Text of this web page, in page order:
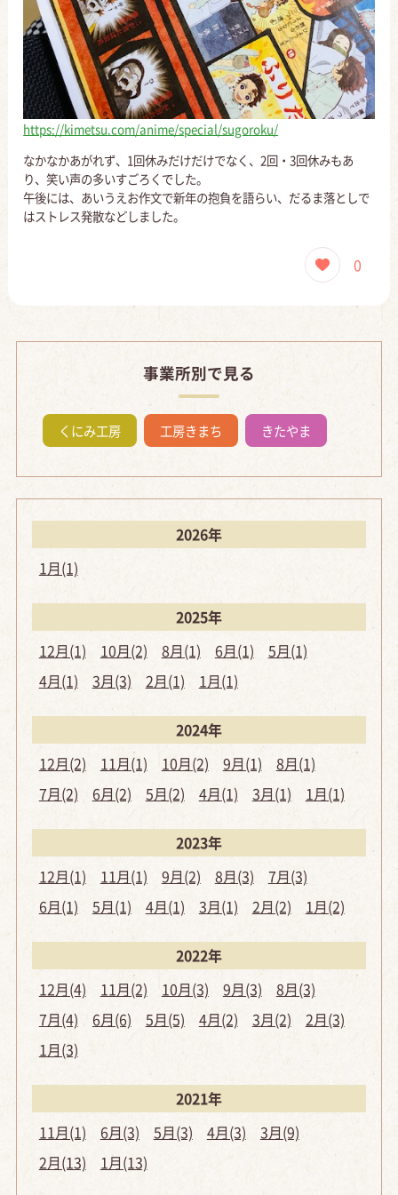
https://kimetsu.com/anime/special/sugoroku/
なかなかあがれず、1回休みだけだけでなく、2回・3回休みもあ
り、笑い声の多いすごろくでした。
午後には、あいうえお作文で新年の抱負を語らい、だるま落としで
はストレス発散などしました。
0
事業所別で見る
くにみ工房 工房きまち きたやま
2026年
1月(1)
2025年
12月(1)
10月(2) 8月(1) 6月(1)
5月(1)
4月(1)
3月(3) 2月(1) 1月(1)
2024年
12月(2)
11月(1) 10月(2) 9月(1)
8月(1)
7月(2)
6月(2) 5月(2) 4月(1) 3月(1) 1月(1)
2023年
12月(1)
11月(1) 9月(2) 8月(3)
7月(3)
6月(1)
5月(1) 4月(1) 3月(1) 2月(2) 1月(2)
2022年
12月(4)
11月(2) 10月(3) 9月(3)
8月(3)
7月(4)
6月(6) 5月(5) 4月(2) 3月(2)
2月(3)
1月(3)
2021年
11月(1)
6月(3) 5月(3) 4月(3)
3月(9)
2月(13)
1月(13)